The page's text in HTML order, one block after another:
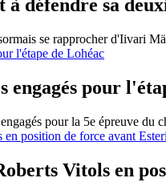
défendre sa
se rapprocher d'Iivari
pour
pour la 5e épreuve
Vitols en